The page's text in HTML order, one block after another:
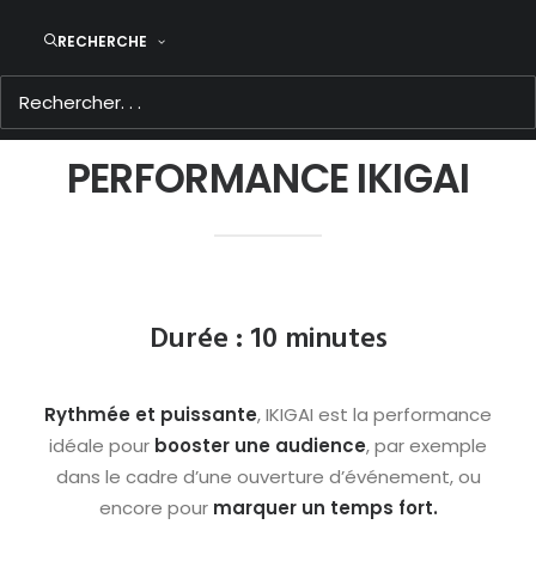
RECHERCHE
ACCUEIL/
PERFORMANCE IKIGAI
Durée : 10 minutes
Rythmée et puissante, IKIGAI est la performance
idéale pour booster une audience, par exemple
dans le cadre d’une ouverture d’événement, ou
encore pour marquer un temps fort.